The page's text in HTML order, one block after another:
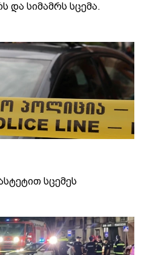
და სიმამრს სცემა.
სცემეს